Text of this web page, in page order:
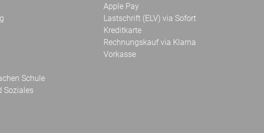
Schule
Soziales
Apple Pay
Lastschrift (ELV) via Sofort
Kreditkarte
Rechnungskauf via Klarna
Vorkasse